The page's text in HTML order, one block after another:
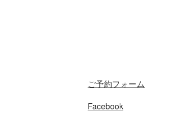
ご予約フォーム
Facebook